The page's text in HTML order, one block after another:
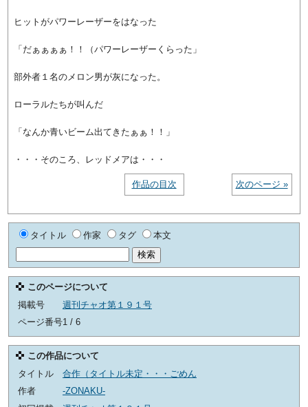
ヒットがパワーレーザーをはなった
「だぁぁぁぁ！！（パワーレーザーくらった」
部外者１名のメロン男が灰になった。
ローラルたちが叫んだ
「なんか青いビーム出てきたぁぁ！！」
・・・そのころ、レッドメアは・・・
次のページ »
作品の目次
タイトル 作家 タグ 本文
このページについて
掲載号
週刊チャオ第１９１号
ページ番号1 / 6
この作品について
タイトル
合作（タイトル未定・・・ごめん
作者
-ZONAKU-